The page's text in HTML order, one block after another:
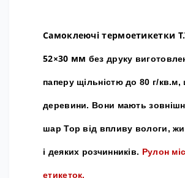
Самоклеючі термоетикетки
52×30 мм без друку
паперу щільністю до 80 г/кв.м,
деревини. Вони мають
шар Top від впливу вологи,
і деяких розчинників. Рулон
етикеток.